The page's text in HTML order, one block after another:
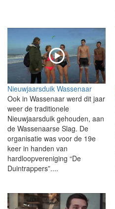
Nieuwjaarsduik Wassenaar
Ook in Wassenaar werd dit jaar
weer de traditionele
Nieuwjaarsduik gehouden, aan
de Wassenaarse Slag. De
organisatie was voor de 19e
keer in handen van
hardloopvereniging “De
Duintrappers”....